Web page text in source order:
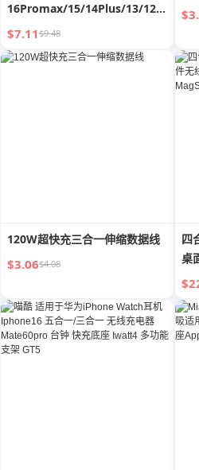
16Promax/15/14Plus/13/12/11/XR/
全屏隐私防偷窥钢化膜
$7.11$9.48
120W超快充三合一伸缩数据线
$3.06$4.08
四
桌
色
整